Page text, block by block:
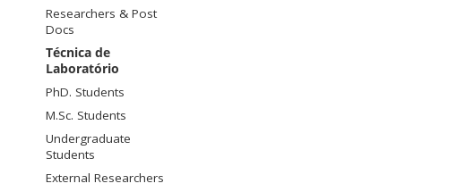
Researchers & Post
Docs
Técnica de
Laboratório
PhD. Students
M.Sc. Students
Undergraduate
Students
External Researchers